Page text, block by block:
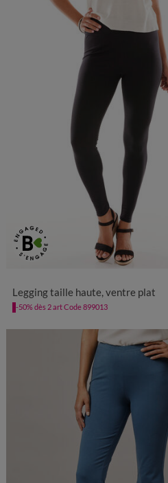
58
Legging taille haute, ventre plat
-50% dès 2 art Code 899013